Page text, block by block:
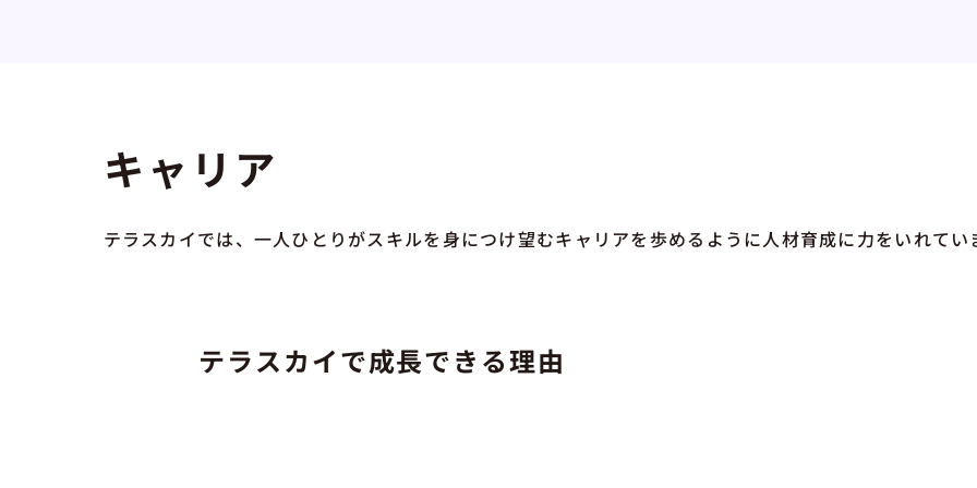
キャリア
テラスカイでは、一人ひとりがスキルを身につけ望むキャリアを歩めるように人材育成に力をいれてい
テラスカイで成長できる理由